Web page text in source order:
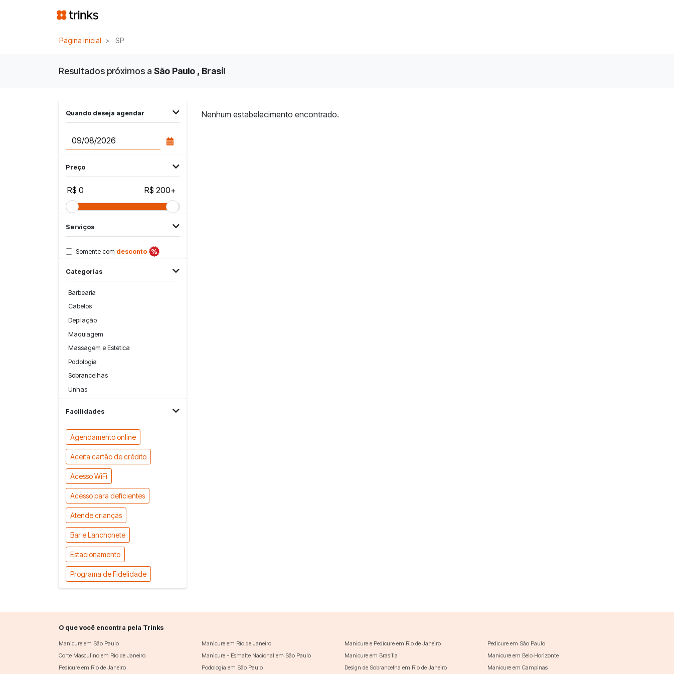
Página inicial SP
Resultados próximos a São Paulo , Brasil
Quando deseja agendar
Preço
R$ 0 R$ 200+
Serviços
Somente com desconto
Categorias
Barbearia
Cabelos
Depilação
Maquiagem
Massagem e Estética
Podologia
Sobrancelhas
Unhas
Facilidades
Agendamento online
Aceita cartão de crédito
Acesso WiFi
Acesso para deficientes
Atende crianças
Bar e Lanchonete
Estacionamento
Programa de Fidelidade
Nenhum estabelecimento encontrado.
O que você encontra pela Trinks
Manicure em São Paulo Manicure em Rio de Janeiro Manicure e Pedicure em Rio de Janeiro
Pedicure em São Paulo
Corte Masculino em Rio de Janeiro
Manicure - Esmalte Nacional em São Paulo Manicure em Brasília
Manicure em Belo Horizonte
Pedicure em Rio de Janeiro
Podologia em São Paulo Design de Sobrancelha em Rio de Janeiro Manicure em Campinas